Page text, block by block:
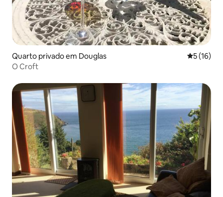
Quarto privado em Douglas
5 (16)
O Croft